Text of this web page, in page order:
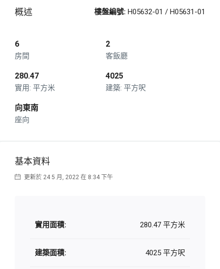
概述 樓盤編號: H05632-01 / H05631-01
6
房間
2
客飯廳
280.47
平方米
4025
平方呎
向東南
座向
基本資料
更新於 24 5 月, 2022 在 8:34 下午
實用面積: 280.47 平方米
建築面積: 4025 平方呎